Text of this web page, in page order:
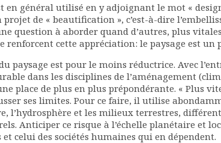
en général utilisé en y adjoignant le mot «
de « beautification », c’est-à-dire
question à aborder quand d’autres, plus
renforcent cette appréciation: le paysage est un
paysage est pour le moins réductrice. Avec
dans les disciplines de l’aménagement
place de plus en plus prépondérante. « Plus
ses limites. Pour ce faire, il utilise
l’hydrosphère et les milieux terrestres,
Anticiper ce risque à l’échelle planétaire et
celui des sociétés humaines qui en dépendent.